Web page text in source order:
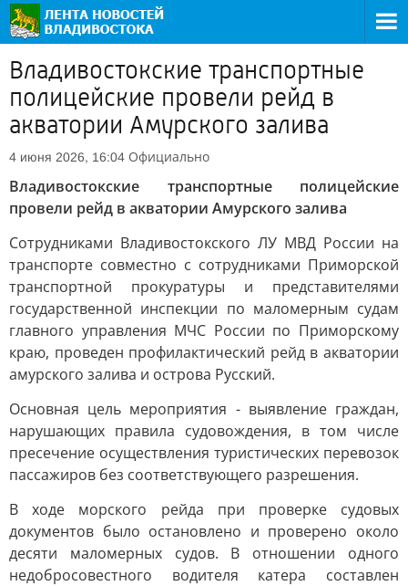
Владивостокские транспортные
полицейские провели рейд в
акватории Амурского залива
4 июня 2026, 16:04 Официально
Владивостокские транспортные полицейские
провели рейд в акватории Амурского залива
Сотрудниками Владивостокского ЛУ МВД России на
транспорте совместно с сотрудниками Приморской
транспортной прокуратуры и представителями
государственной инспекции по маломерным судам
главного управления МЧС России по Приморскому
краю, проведен профилактический рейд в акватории
амурского залива и острова Русский.
Основная цель мероприятия - выявление граждан,
нарушающих правила судовождения, в том числе
пресечение осуществления туристических перевозок
пассажиров без соответствующего разрешения.
В ходе морского рейда при проверке судовых
документов было остановлено и проверено около
десяти маломерных судов. В отношении одного
недобросовестного водителя катера составлен